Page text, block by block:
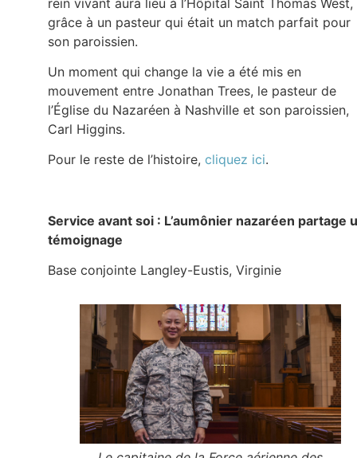
grâce à un pasteur qui était un match parfait pour
son paroissien.
Un moment qui change la vie a été mis en
mouvement entre Jonathan Trees, le pasteur de
l’Église du Nazaréen à Nashville et son paroissien,
Carl Higgins.
Pour le reste de l’histoire, cliquez ici.
Service avant soi : L’aumônier nazaréen partage
témoignage
Base conjointe Langley-Eustis, Virginie